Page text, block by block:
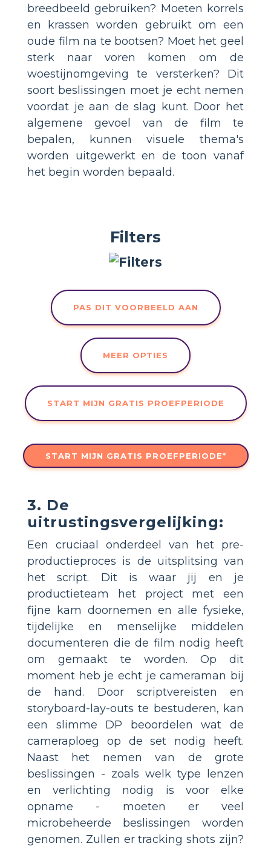
breedbeeld gebruiken? Moeten korrels
en krassen worden gebruikt om een
oude film na te bootsen? Moet het geel
sterk naar voren komen om de
woestijnomgeving te versterken? Dit
soort beslissingen moet je echt nemen
voordat je aan de slag kunt. Door het
algemene gevoel van de film te
bepalen, kunnen visuele thema's
worden uitgewerkt en de toon vanaf
het begin worden bepaald.
Filters
PAS DIT VOORBEELD AAN
MEER OPTIES
START MIJN GRATIS PROEFPERIODE
START MIJN GRATIS PROEFPERIODE*
3. De
uitrustingsvergelijking:
Een cruciaal onderdeel van het pre-
productieproces is de uitsplitsing van
het script. Dit is waar jij en je
productieteam het project met een
fijne kam doornemen en alle fysieke,
tijdelijke en menselijke middelen
documenteren die de film nodig heeft
om gemaakt te worden. Op dit
moment heb je echt je cameraman bij
de hand. Door scriptvereisten en
storyboard-lay-outs te bestuderen, kan
een slimme DP beoordelen wat de
cameraploeg op de set nodig heeft.
Naast het nemen van de grote
beslissingen - zoals welk type lenzen
en verlichting nodig is voor elke
opname - moeten er veel
microbeheerde beslissingen worden
genomen. Zullen er tracking shots zijn?